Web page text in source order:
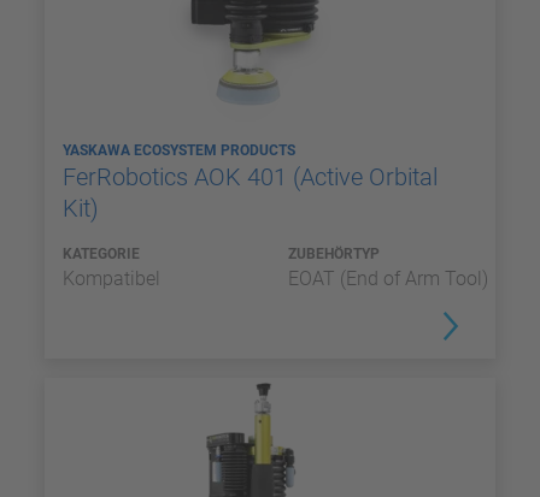
YASKAWA ECOSYSTEM PRODUCTS
FerRobotics AOK 401 (Active Orbital
Kit)
KATEGORIE
Kompatibel
ZUBEHÖRTYP
EOAT (End of Arm Tool)